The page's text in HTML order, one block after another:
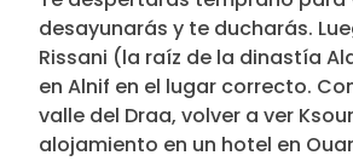
desayunarás y te ducharás.
Rissani (la raíz de la dinastía
en Alnif en el lugar correcto.
valle del Draa, volver a ver
alojamiento en un hotel en